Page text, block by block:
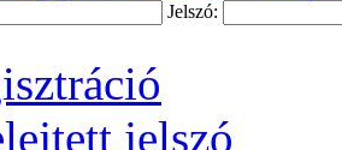
Jelszó:
jelszó